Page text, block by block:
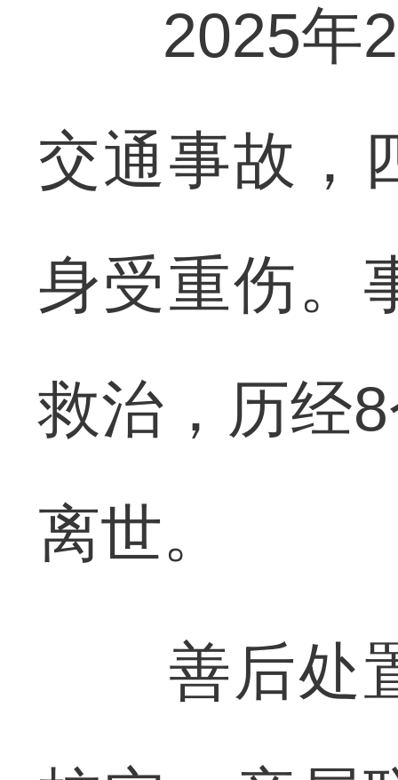
2025年2
交通事故，
身受重伤。
救治，历经
离世。
善后处置